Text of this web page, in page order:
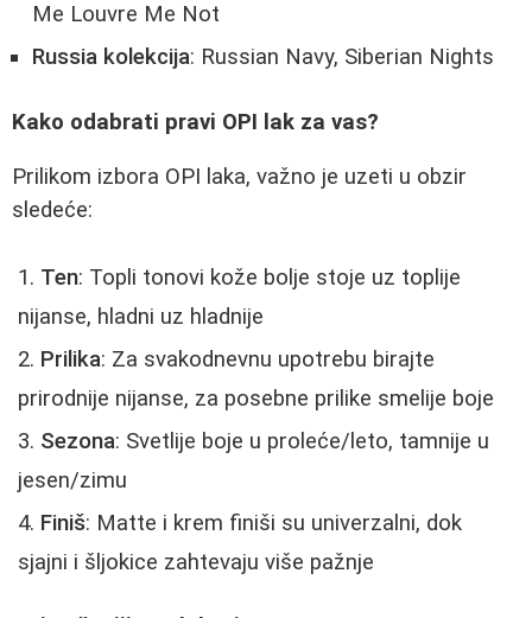
Me Louvre Me Not
Russia kolekcija: Russian Navy, Siberian Nights
Kako odabrati pravi OPI lak za vas?
Prilikom izbora OPI laka, važno je uzeti u obzir
sledeće:
Ten: Topli tonovi kože bolje stoje uz toplije
nijanse, hladni uz hladnije
Prilika: Za svakodnevnu upotrebu birajte
prirodnije nijanse, za posebne prilike smelije boje
Sezona: Svetlije boje u proleće/leto, tamnije u
jesen/zimu
Finiš: Matte i krem finiši su univerzalni, dok
sjajni i šljokice zahtevaju više pažnje